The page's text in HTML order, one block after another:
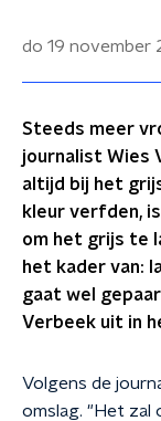
do 19 november
Steeds meer
journalist Wies
altijd bij het
kleur verfden,
om het grijs te
het kader van:
gaat wel
Verbeek uit in
Volgens de
omslag. "Het zal